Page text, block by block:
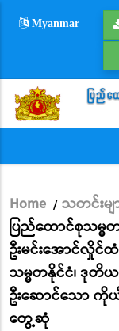
Myanmar
Breadcrumb
Home / သတင်းမျ
ပြည်ထောင်စုသမ္မ
ဦးမင်းအောင်လှို
သမ္မတနိုင်ငံ၊ ဒုတိယဝ
ဦးဆောင်သော ကို
တွေ့ဆုံ